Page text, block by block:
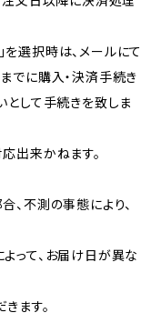
選択時は、メールにて
でに購入・決済手続き
として手続きを致しま
出来かねます。
不測の事態により、
って、お届け日が異な
ます。